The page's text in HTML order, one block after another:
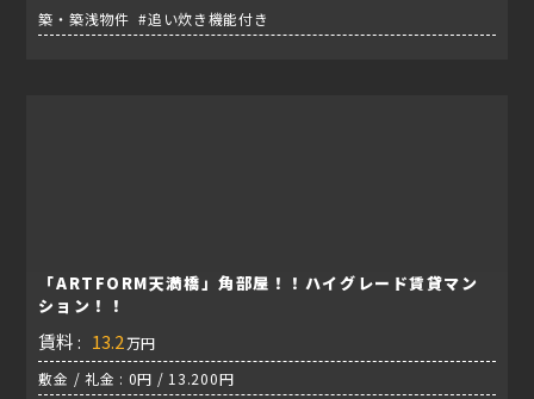
築・築浅物件 #追い炊き機能付き
「ARTFORM天満橋」角部屋！！ハイグレード賃貸マン
ション！！
賃料 : 13.2 万円
敷金 / 礼金 : 0円 / 13.200円